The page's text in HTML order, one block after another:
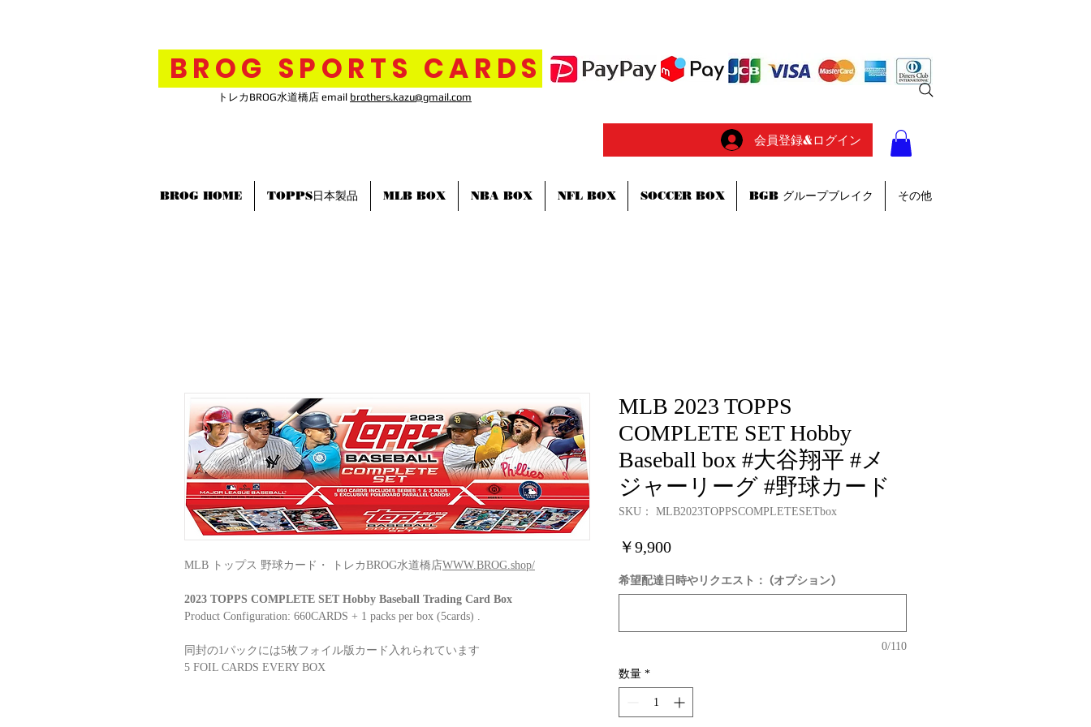
BROG SPORTS CARDS
トレカBROG水道橋店 email brothers.kazu@gmail.com
会員登録&ログイン
MLB トップス 野球カード・ トレカBROG水道橋店WWW.BROG.shop/
2023 TOPPS COMPLETE SET Hobby Baseball Trading Card Box
Product Configuration: 660CARDS + 1 packs per box (5cards) .
同封の1パックには5枚フォイル版カード入れられています
5 FOIL CARDS EVERY BOX
MLB 2023 TOPPS
COMPLETE SET Hobby
Baseball box #大谷翔平 #メ
ジャーリーグ #野球カード
SKU： MLB2023TOPPSCOMPLETESETbox
￥9,900価
希望配達日時やリクエスト： (オプション)
0/110
数量 *
BROG HOME TOPPS日本製品 MLB BOX NBA BOX NFL BOX SOCCER BOX BGB グループブレイク その他